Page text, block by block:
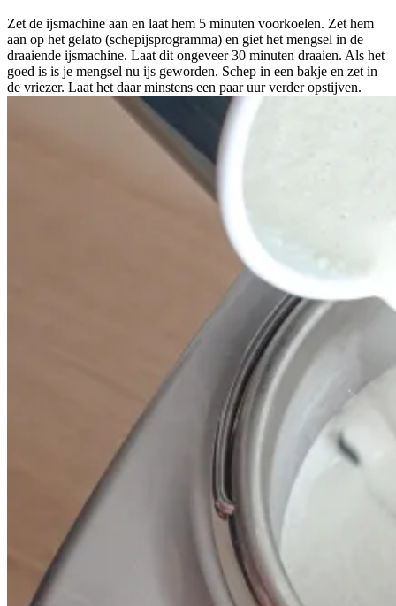
Zet de ijsmachine aan en laat hem 5 minuten voorkoelen. Zet hem
aan op het gelato (schepijsprogramma) en giet het mengsel in de
draaiende ijsmachine. Laat dit ongeveer 30 minuten draaien. Als het
goed is is je mengsel nu ijs geworden. Schep in een bakje en zet in
de vriezer. Laat het daar minstens een paar uur verder opstijven.